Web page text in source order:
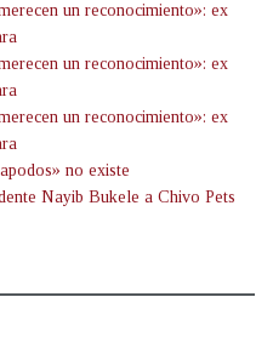
un reconocimiento»: ex
un reconocimiento»: ex
un reconocimiento»: ex
no existe
Nayib Bukele a Chivo Pets